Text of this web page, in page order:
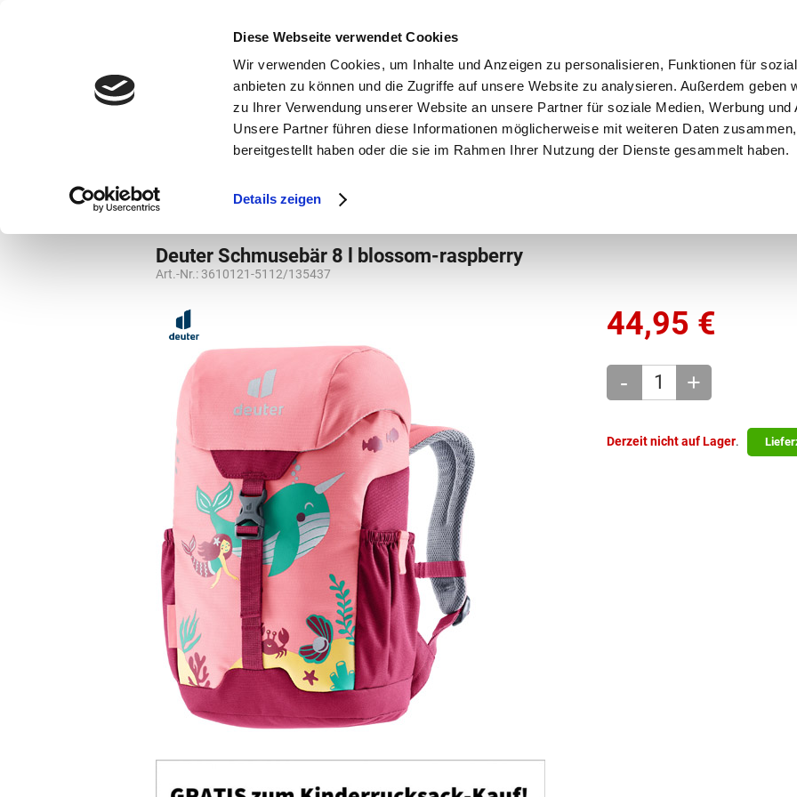
Diese Webseite verwendet Cookies
Wir verwenden Cookies, um Inhalte und Anzeigen zu personalisieren, Funktionen für
anbieten zu können und die Zugriffe auf unsere Website zu analysieren. Außerdem geben
zu Ihrer Verwendung unserer Website an unsere Partner für soziale Medien, Werbung und
Unsere Partner führen diese Informationen möglicherweise mit weiteren Daten
bereitgestellt haben oder die sie im Rahmen Ihrer Nutzung der Dienste gesammelt haben.
Details zeigen
bestellen und ausdrucken
3 x täglich an Werktagen!
Deuter Schmusebär 8 l blossom-raspberry
Art.-Nr.: 3610121-5112/135437
44,95 €
- +
Derzeit nicht auf Lager.